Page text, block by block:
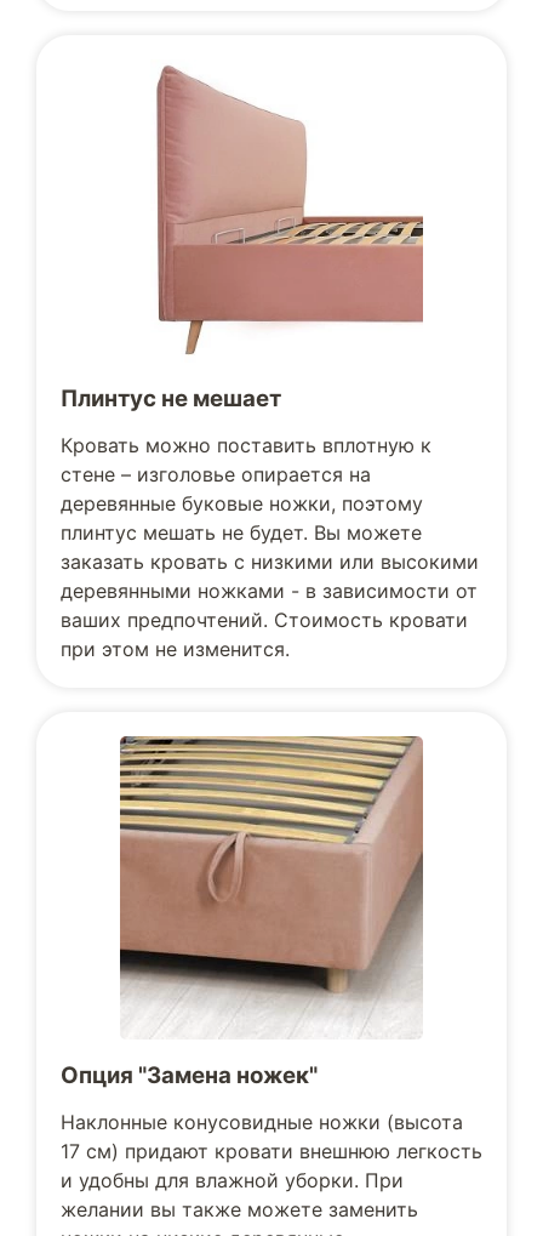
Плинтус не мешает
Кровать можно поставить вплотную к
стене – изголовье опирается на
деревянные буковые ножки, поэтому
плинтус мешать не будет. Вы можете
заказать кровать с низкими или высокими
деревянными ножками - в зависимости от
ваших предпочтений. Стоимость кровати
при этом не изменится.
Опция "Замена ножек"
Наклонные конусовидные ножки (высота
17 см) придают кровати внешнюю легкость
и удобны для влажной уборки. При
желании вы также можете заменить